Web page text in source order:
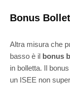
Bonus
Altra misura che
basso è il bonus
in bolletta. Il
un ISEE non